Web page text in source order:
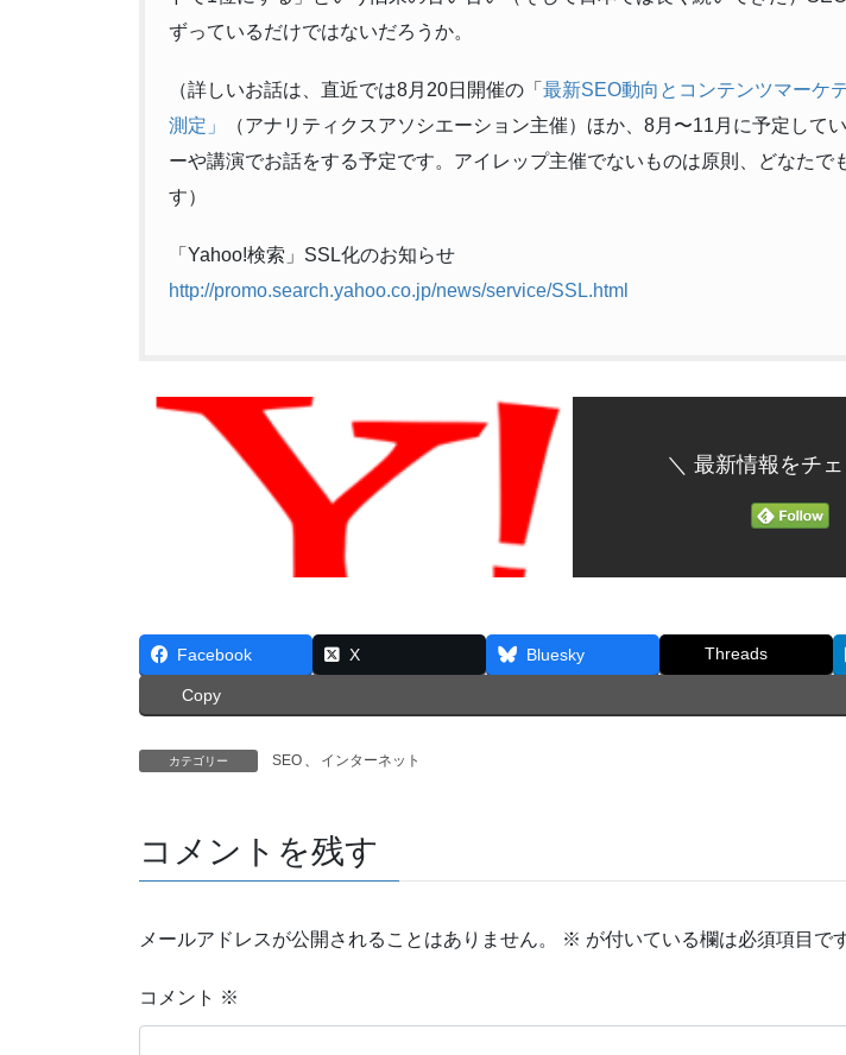
ずっているだけではないだろうか。
（詳しいお話は、直近では8月20日開催の「 最新SEO動向とコンテンツマーケ
測定」
（アナリティクスアソシエーション主催）ほか、8月〜11月に予定して
ーや講演でお話をする予定です。アイレップ主催でないものは原則、どなたで
す）
「Yahoo!検索」SSL化のお知らせ
http://promo.search.yahoo.co.jp/news/service/SSL.html
＼ 最新情報をチ
Facebook X Bluesky Threads
Copy
カテゴリー SEO 、 インターネット
コメントを残す
メールアドレスが公開されることはありません。 ※ が付いている欄は必須項目で
コメント ※